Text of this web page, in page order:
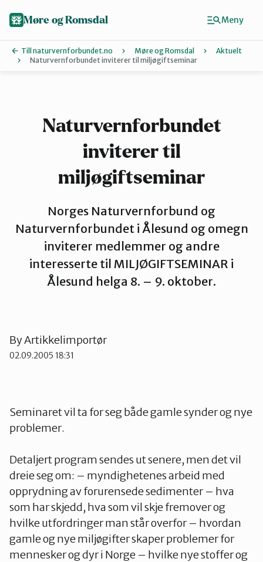
Molde
Ørsta og Volda
Møre og Romsdal
Till naturvernforbundet.no Møre og Romsdal
Aktuelt
Naturvernforbundet inviterer til miljøgiftseminar
Naturvernforbundet
inviterer til
miljøgiftseminar
Norges Naturvernforbund og
Naturvernforbundet i Ålesund og omegn
inviterer medlemmer og andre
interesserte til MILJØGIFTSEMINAR i
Ålesund helga 8. – 9. oktober.
ByArtikkelimportør
02.09.2005 18:31
Seminaret vil ta for seg både gamle synder og nye
problemer.
Detaljert program sendes ut senere, men det vil
dreie seg om: – myndighetenes arbeid med
opprydning av forurensede sedimenter – hva
som har skjedd, hva som vil skje fremover og
hvilke utfordringer man står overfor – hvordan
gamle og nye miljøgifter skaper problemer for
mennesker og dyr i Norge – hvilke nye stoffer og